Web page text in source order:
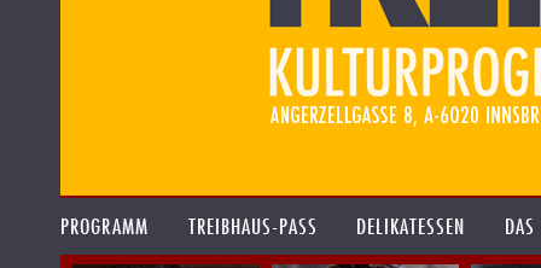
PROGRAMM TREIBHAUS-PASS DELIKATESSEN